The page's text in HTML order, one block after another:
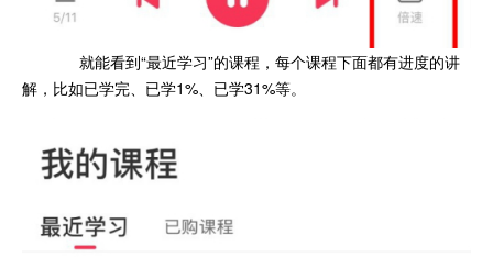
就能看到“最近学习”的课程，每个课程下面都有进度的讲
解，比如已学完、已学1%、已学31%等。